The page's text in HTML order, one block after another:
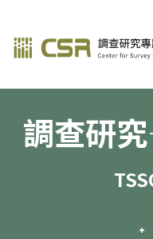
調查研究—
調查研